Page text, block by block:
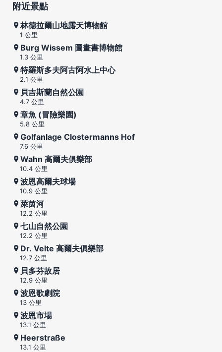
附近景點
林德拉爾山地露天博物館
1 公里
Burg Wissem 圖畫書博物館
1.3 公里
特羅斯多夫阿古阿水上中心
2.1 公里
貝吉斯蘭自然公園
4.7 公里
章魚 (冒險樂園)
5.8 公里
Golfanlage Clostermanns Hof
7.6 公里
Wahn 高爾夫俱樂部
10.4 公里
波恩高爾夫球場
10.9 公里
萊茵河
12.2 公里
七山自然公園
12.2 公里
Dr. Velte 高爾夫俱樂部
12.7 公里
貝多芬故居
12.9 公里
波恩歌劇院
13 公里
波恩市場
13.1 公里
Heerstraße
13.1 公里